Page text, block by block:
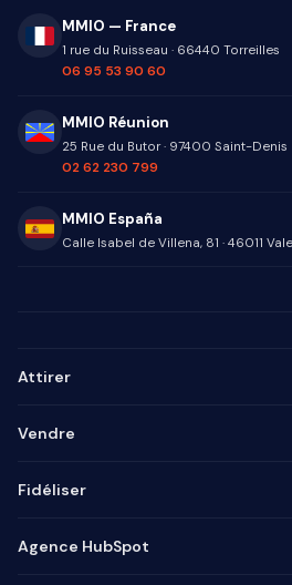
MMIO — France
1 rue du Ruisseau · 66440 Torreilles
06 95 53 90 60
MMIO Réunion
25 Rue du Butor· 97400 Saint-Denis
02 62 230 799
MMIO España
Calle Isabel de Villena, 81 · 46011
Attirer
Marketing de contenu
Agence GEO
Lead generation
Vendre
Alignement mktg-vente
Pilotage commercial
Fidéliser
Chatbot
Agence HubSpot